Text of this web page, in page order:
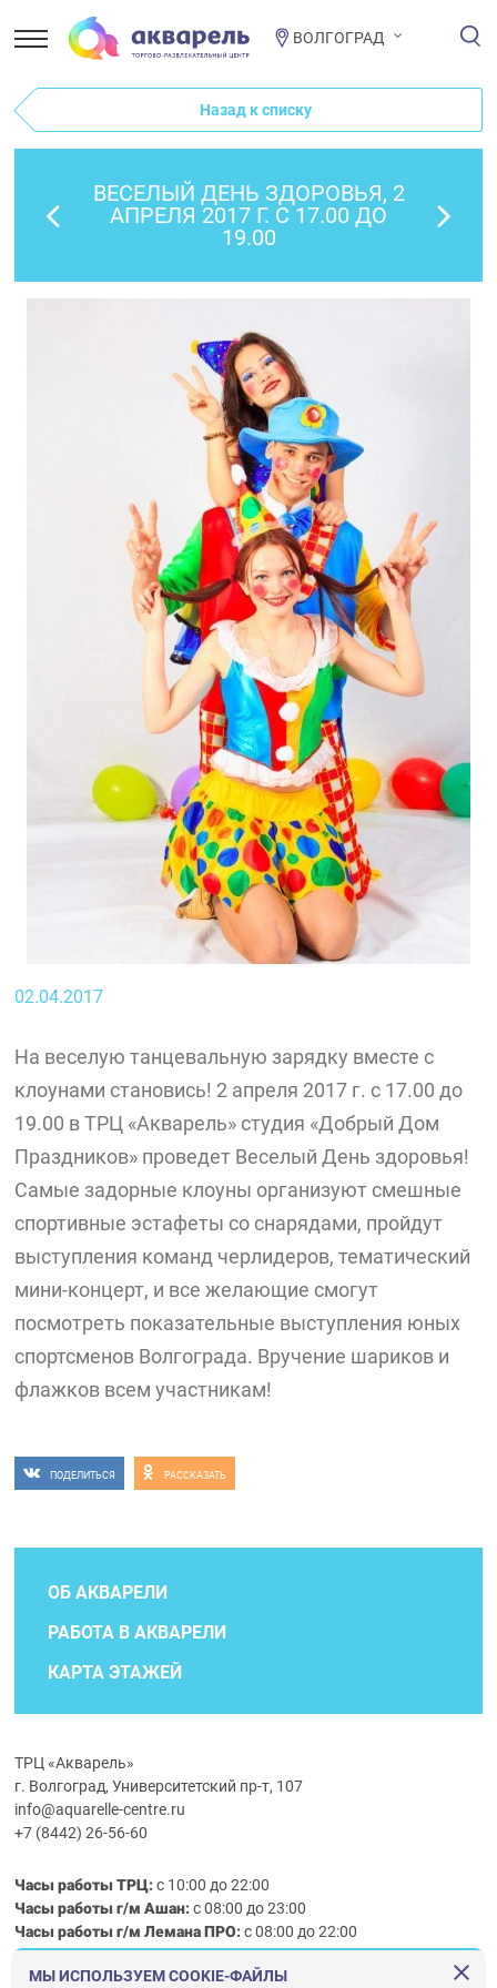
ВОЛГОГРАД
Назад к списку
ВЕСЕЛЫЙ ДЕНЬ ЗДОРОВЬЯ, 2
АПРЕЛЯ 2017 Г. С 17.00 ДО
19.00
02.04.2017
На веселую танцевальную зарядку вместе с
клоунами становись! 2 апреля 2017 г. с 17.00 до
19.00 в ТРЦ «Акварель» студия «Добрый Дом
Праздников» проведет Веселый День здоровья!
Самые задорные клоуны организуют смешные
спортивные эстафеты со снарядами, пройдут
выступления команд черлидеров, тематический
мини-концерт, и все желающие смогут
посмотреть показательные выступления юных
спортсменов Волгограда. Вручение шариков и
флажков всем участникам!
ПОДЕЛИТЬСЯ РАССКАЗАТЬ
ОБ АКВАРЕЛИ
РАБОТА В АКВАРЕЛИ
КАРТА ЭТАЖЕЙ
ТРЦ «Акварель»
г. Волгоград, Университетский пр-т, 107
info@aquarelle-centre.ru
+7 (8442) 26-56-60
Часы работы ТРЦ:с 10:00 до 22:00
Часы работы г/м Ашан:с 08:00 до 23:00
Часы работыг/мЛемана ПРО:с 08:00 до 22:00
Правила посещения ТРЦ «Акварель»
МЫ ИСПОЛЬЗУЕМ COOKIE-ФАЙЛЫ